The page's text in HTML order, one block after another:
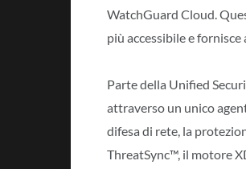
WatchGuard Cloud.
più accessibile e
Parte della Unified
attraverso un unico
difesa di rete, la
ThreatSync™, il motore